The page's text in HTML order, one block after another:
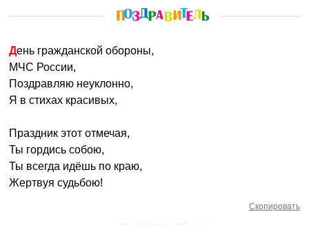
День гражданской обороны,
МЧС России,
Поздравляю неуклонно,
Я в стихах красивых,
Праздник этот отмечая,
Ты гордись собою,
Ты всегда идёшь по краю,
Жертвуя судьбою!
Скопировать